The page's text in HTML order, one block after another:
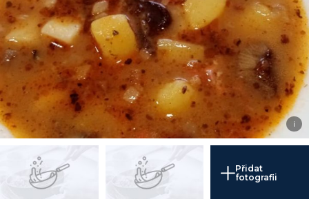
i
Přidat
fotografii